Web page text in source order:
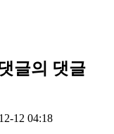
글의 댓글
12 04:18